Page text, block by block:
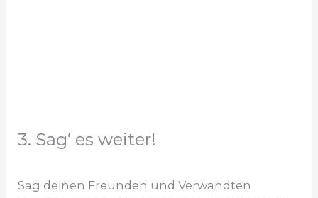
3. Sag‘ es weiter!
Sag deinen Freunden und Verwandten